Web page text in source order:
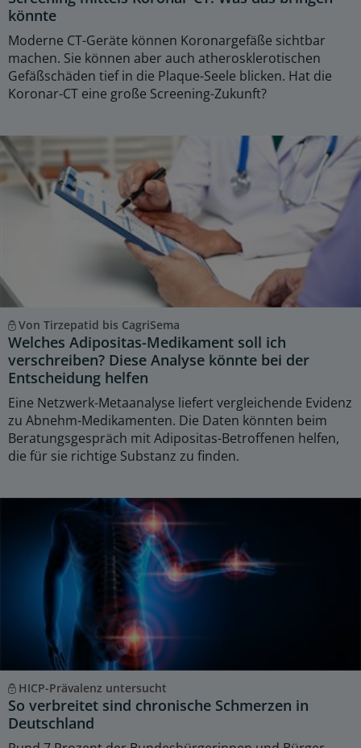
könnte
Moderne CT-Geräte können Koronargefäße sichtbar
machen. Sie können aber auch atherosklerotischen
Gefäßschäden tief in die Plaque-Seele blicken. Hat die
Koronar-CT eine große Screening-Zukunft?
Von Tirzepatid bis CagriSema
Welches Adipositas-Medikament soll ich
verschreiben? Diese Analyse könnte bei der
Entscheidung helfen
Eine Netzwerk-Metaanalyse liefert vergleichende Evidenz
zu Abnehm-Medikamenten. Die Daten könnten beim
Beratungsgespräch mit Adipositas-Betroffenen helfen,
die für sie richtige Substanz zu finden.
HICP-Prävalenz untersucht
So verbreitet sind chronische Schmerzen in
Deutschland